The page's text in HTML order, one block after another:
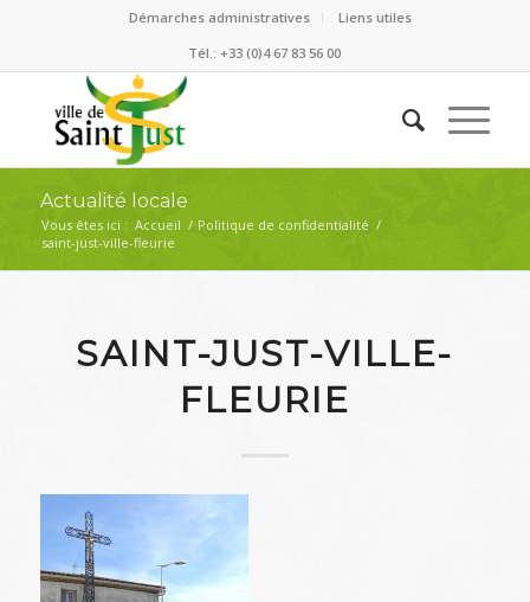
Démarches administratives
Liens utiles
Tél.: +33 (0)4 67 83 56 00
Actualité locale
Vous êtes ici : Accueil / Politique de confidentialité /
saint-just-ville-fleurie
SAINT-JUST-VILLE-
FLEURIE